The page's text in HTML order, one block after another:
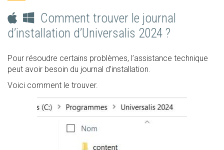
Comment trouver le journal
d’installation d’Universalis 2024 ?
Pour résoudre certains problèmes, l’assistance technique
peut avoir besoin du journal d’installation.
Voici comment le trouver.